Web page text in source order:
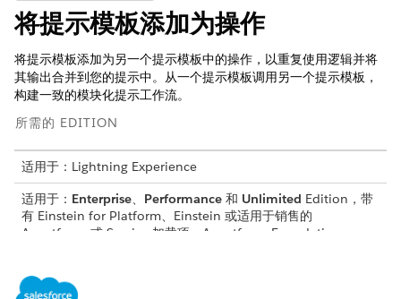
将提示模板添加为操作
将提示模板添加为另一个提示模板中的操作，以重复使用逻辑并将
其输出合并到您的提示中。从一个提示模板调用另一个提示模板，
构建一致的模块化提示工作流。
所需的 EDITION
适用于：Lightning Experience
适用于： Enterprise、 Performance 和 Unlimited Edition，带
有 Einstein for Platform、Einstein 或适用于销售的
Agentforce 或 Service 加载项、Agentforce Foundations